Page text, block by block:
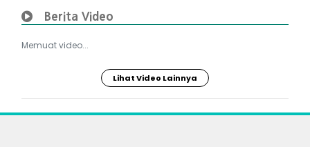
Berita Video
Memuat video...
Lihat Video Lainnya